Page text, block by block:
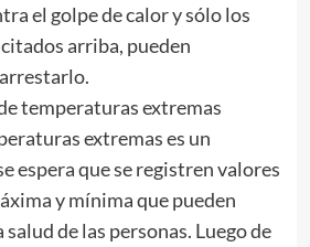
el golpe de calor y sólo los
arriba, pueden
temperaturas extremas
extremas es un
espera que se registren valores
y mínima que pueden
de las personas. Luego de